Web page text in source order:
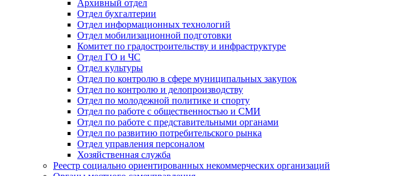
Архивный отдел
Отдел бухгалтерии
Отдел информационных технологий
Отдел мобилизационной подготовки
Комитет по градостроительству и инфраструктуре
Отдел ГО и ЧС
Отдел культуры
Отдел по контролю в сфере муниципальных закупок
Отдел по контролю и делопроизводству
Отдел по молодежной политике и спорту
Отдел по работе с общественностью и СМИ
Отдел по работе с представительными органами
Отдел по развитию потребительского рынка
Отдел управления персоналом
Хозяйственная служба
Реестр социально ориентированных некоммерческих организаций